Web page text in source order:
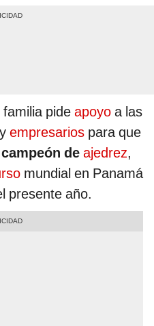
familia pide apoyo a las
empresarios para que
campeón de ajedrez,
mundial en Panamá
presente año.